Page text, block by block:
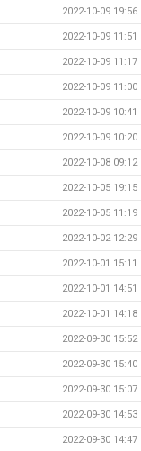
2022-10-09 19:56
2022-10-09 11:51
2022-10-09 11:17
2022-10-09 11:00
2022-10-09 10:41
2022-10-09 10:20
2022-10-08 09:12
2022-10-05 19:15
2022-10-05 11:19
2022-10-02 12:29
2022-10-01 15:11
2022-10-01 14:51
2022-10-01 14:18
2022-09-30 15:52
2022-09-30 15:40
2022-09-30 15:07
2022-09-30 14:53
2022-09-30 14:47